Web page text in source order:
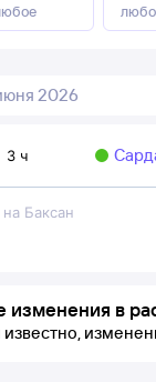
2026
3 ч
Баксан
в
известно,